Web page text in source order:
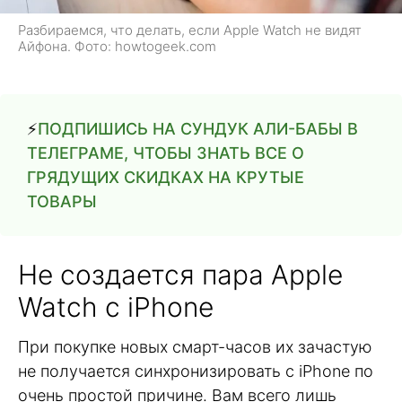
Разбираемся, что делать, если Apple Watch не видят
Айфона. Фото: howtogeek.com
⚡ПОДПИШИСЬ НА СУНДУК АЛИ-БАБЫ В
ТЕЛЕГРАМЕ, ЧТОБЫ ЗНАТЬ ВСЕ О
ГРЯДУЩИХ СКИДКАХ НА КРУТЫЕ
ТОВАРЫ
Не создается пара Apple
Watch с iPhone
При покупке новых смарт-часов их зачастую
не получается синхронизировать с iPhone по
очень простой причине. Вам всего лишь